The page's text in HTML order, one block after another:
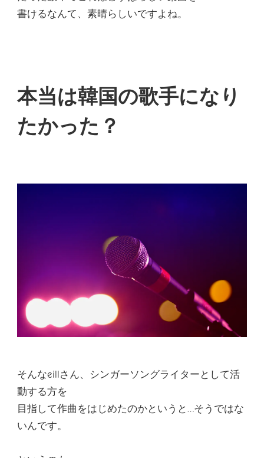
書けるなんて、素晴らしいですよね。
本当は韓国の歌手になり
たかった？
そんなeillさん、シンガーソングライターとして活
動する方を
目指して作曲をはじめたのかというと…そうではな
いんです。